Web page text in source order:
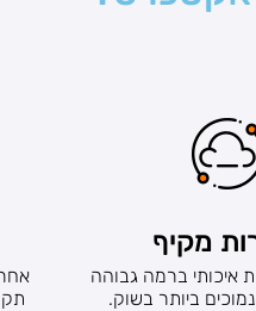
מקיף
איכותי ברמה גבוהה
ביותר בשוק.